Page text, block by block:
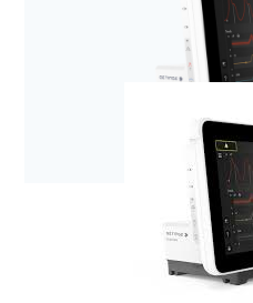
Anestezjologia i
Respiratory z